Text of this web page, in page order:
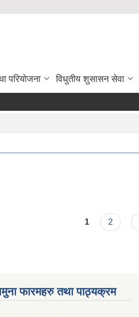
परियोजना विधुतीय शुसासन सेवा
1 2
फारमहरु तथा पाठ्यक्रम